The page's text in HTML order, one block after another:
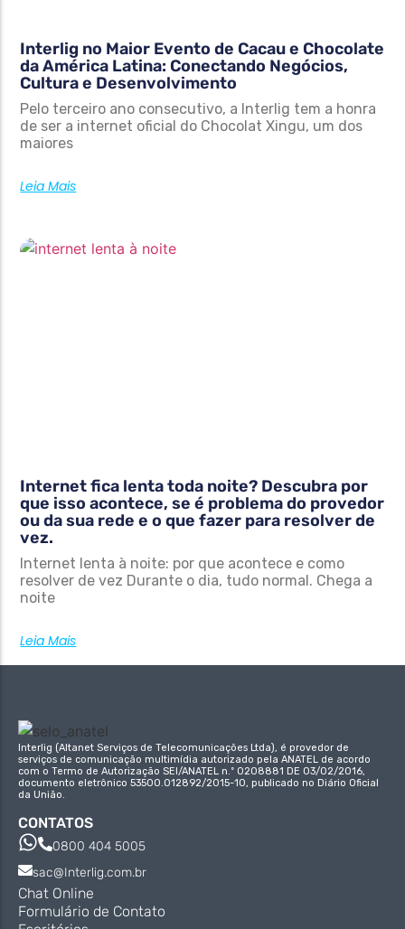
Interlig no Maior Evento de Cacau e Chocolate
da América Latina: Conectando Negócios,
Cultura e Desenvolvimento
Pelo terceiro ano consecutivo, a Interlig tem a honra
de ser a internet oficial do Chocolat Xingu, um dos
maiores
Leia Mais
Internet fica lenta toda noite? Descubra por
que isso acontece, se é problema do provedor
ou da sua rede e o que fazer para resolver de
vez.
Internet lenta à noite: por que acontece e como
resolver de vez Durante o dia, tudo normal. Chega a
noite
Leia Mais
Interlig (Altanet Serviços de Telecomunicações Ltda), é provedor de
serviços de comunicação multimídia autorizado pela ANATEL de acordo
com o Termo de Autorização SEI/ANATEL n.º 0208881 DE 03/02/2016,
documento eletrônico 53500.012892/2015-10, publicado no Diário Oficial
da União.
CONTATOS
0800 404 5005
sac@Interlig.com.br
Chat Online
Formulário de Contato